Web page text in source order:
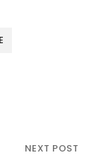
NEXT POST